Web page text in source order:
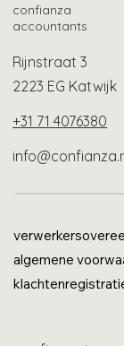
confianza
accountants
Rijnstraat 3
2223 EG Katwijk
+31 71 4076380
algemene